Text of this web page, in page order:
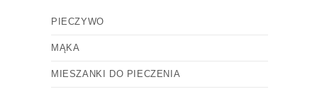
PIECZYWO
MĄKA
MIESZANKI DO PIECZENIA